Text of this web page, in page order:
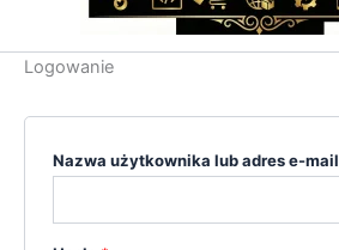
Logowanie
Nazwa użytkownika lub adres e-mail